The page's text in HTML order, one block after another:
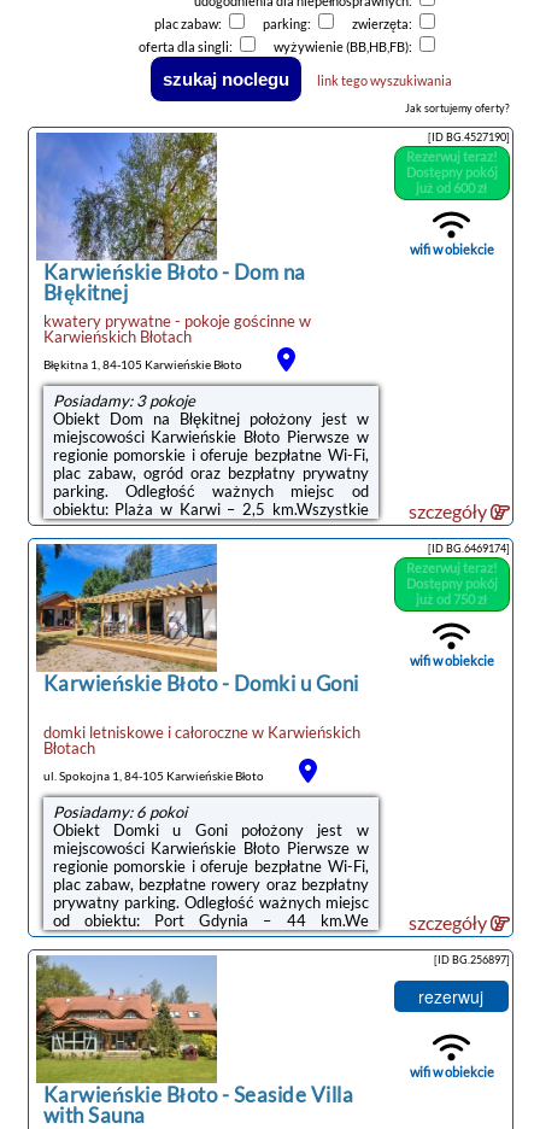
plac zabaw:
parking:
zwierzęta:
oferta dla singli:
wyżywienie (BB,HB,FB):
link tego wyszukiwania
Jak sortujemy oferty?
noclegi Karwieńskie
Błoto
Karwieńskie Błoto- Dom na
Błękitnej
kwatery prywatne - pokoje gościnnew
Karwieńskich Błotach
Błękitna 1, 84-105 Karwieńskie Błoto
Posiadamy: 3 pokoje
Obiekt Dom na Błękitnej położony jest w
miejscowości Karwieńskie Błoto Pierwsze w
regionie pomorskie i oferuje bezpłatne Wi-Fi,
plac zabaw, ogród oraz bezpłatny prywatny
parking. Odległość ważnych miejsc od
obiektu: Plaża w Karwi – 2,5 km.Wszystkie
opcje zakwaterowania wyposażone są w
telewizor z płaskim ekranem i mają balkon, a
także prywatną łazienkę z prysznicem oraz
suszarką do włosów. Wyposażenie obejmuje
również lodówkę, płytę kuchenną i czajnik.Na
terenie obiektu Dom na Błękitnej dostępny
jest taras i sprzęt do grillowania.Odległość
ważnych miejsc ...
[ID BG.4527190]
Rezerwuj teraz!
Dostępny pokój
już od 600 zł
wifi w obiekcie
szczegóły
Karwieńskie Błoto- Domki u Goni
domki letniskowe i całorocznew Karwieńskich
Błotach
ul. Spokojna 1, 84-105 Karwieńskie Błoto
Posiadamy: 6 pokoi
Obiekt Domki u Goni położony jest w
miejscowości Karwieńskie Błoto Pierwsze w
regionie pomorskie i oferuje bezpłatne Wi-Fi,
plac zabaw, bezpłatne rowery oraz bezpłatny
prywatny parking. Odległość ważnych miejsc
od obiektu: Port Gdynia – 44 km.We
wszystkich opcjach zakwaterowania znajduje
się podłoga wyłożona parkietem, część
wypoczynkowa z telewizorem z płaskim
ekranem, kuchnia z pełnym wyposażeniem
oraz prywatna łazienka.Na terenie obiektu
Domki u Goni dostępny jest ogród, sprzęt do
grillowania i taras.Odległość ważnych miejsc
od obiektu: Dworzec kolejowy – 46 ...
[ID BG.6469174]
Rezerwuj teraz!
Dostępny pokój
już od 750 zł
wifi w obiekcie
szczegóły
Karwieńskie Błoto-Seaside Villa
with Sauna
[ID BG.256897]
rezerwuj
wifi w obiekcie